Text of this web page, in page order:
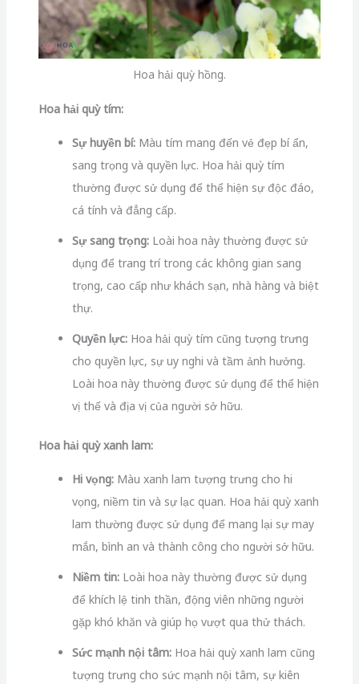
Hoa hải quỳ hồng.
Hoa hải quỳ tím:
Sự huyền bí:Màu tím mang đến vẻ đẹp bí ẩn,
sang trọng và quyền lực. Hoa hải quỳ tím
thường được sử dụng để thể hiện sự độc đáo,
cá tính và đẳng cấp.
Sự sang trọng:Loài hoa này thường được sử
dụng để trang trí trong các không gian sang
trọng, cao cấp như khách sạn, nhà hàng và biệt
thự.
Quyền lực:Hoa hải quỳ tím cũng tượng trưng
cho quyền lực, sự uy nghi và tầm ảnh hưởng.
Loài hoa này thường được sử dụng để thể hiện
vị thế và địa vị của người sở hữu.
Hoa hải quỳ xanh lam:
Hi vọng:Màu xanh lam tượng trưng cho hi
vọng, niềm tin và sự lạc quan. Hoa hải quỳ xanh
lam thường được sử dụng để mang lại sự may
mắn, bình an và thành công cho người sở hữu.
Niềm tin:Loài hoa này thường được sử dụng
để khích lệ tinh thần, động viên những người
gặp khó khăn và giúp họ vượt qua thử thách.
Sức mạnh nội tâm:Hoa hải quỳ xanh lam cũng
tượng trưng cho sức mạnh nội tâm, sự kiên